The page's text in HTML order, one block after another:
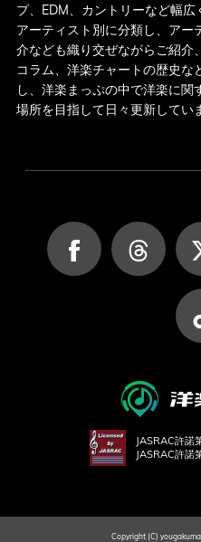
プ、EDM、カントリーなど幅
アーティスト別に分類し、アー
介なども織り交ぜながらご紹介
コラム、洋楽チャートの歴史
し、洋楽まっぷの中で洋楽に
場所を目指して日々更新してい
JASRAC許
JASRAC許
Copyright (C)